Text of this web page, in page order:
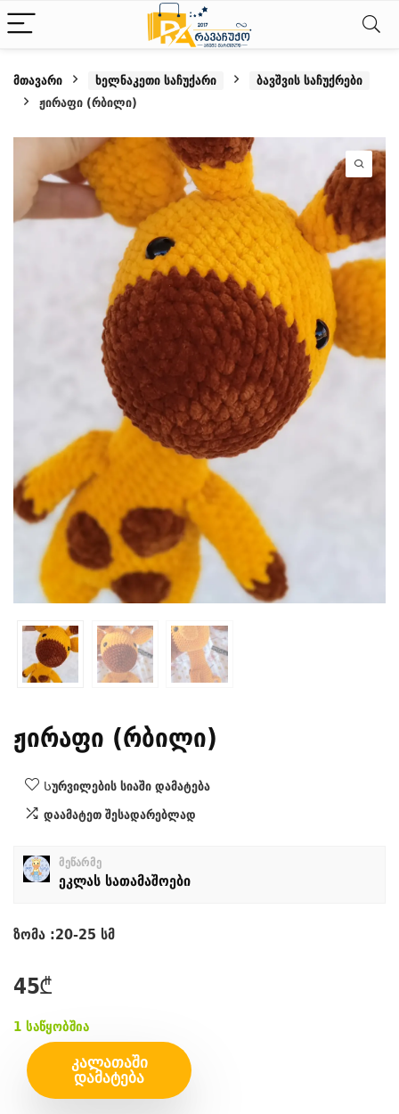
მთავარი ხელნაკეთი საჩუქარი
ბავშვის საჩუქრები
ჟირაფი (რბილი)
ჟირაფი (რბილი)
Სურვილების სიაში დამატება
დაამატეთ შესადარებლად
მეწარმე
ეკლას სათამაშოები
ზომა :20-25 სმ
45₾
1 საწყობშია
ᲙᲐᲚᲐᲗᲐᲨᲘ
ᲓᲐᲛᲐᲢᲔᲑᲐ